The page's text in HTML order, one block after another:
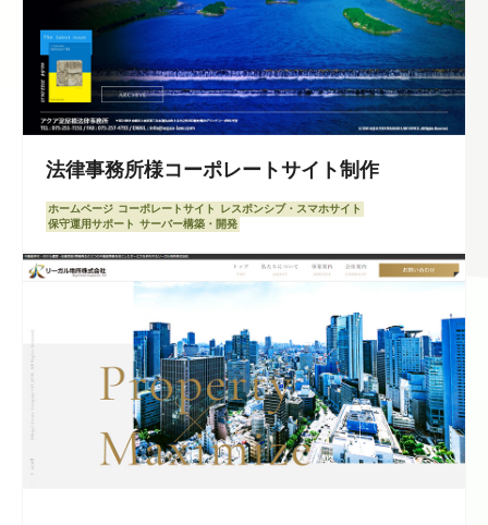
法律事務所様コーポレートサイト制作
ホームページ コーポレートサイト
レスポンシブ・スマホサイト
保守運用サポート サーバー構築・開発